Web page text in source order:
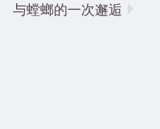
与螳螂的一次邂逅